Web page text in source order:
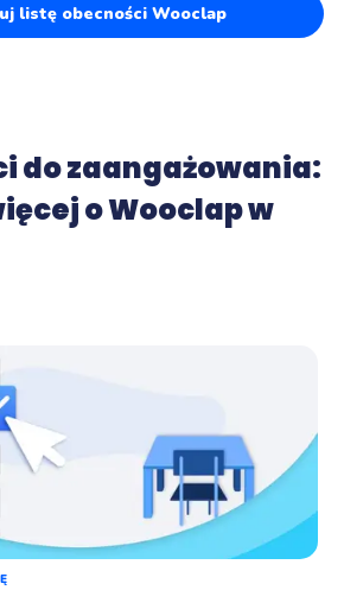
listę obecności Wooclap
do zaangażowania:
o Wooclap w